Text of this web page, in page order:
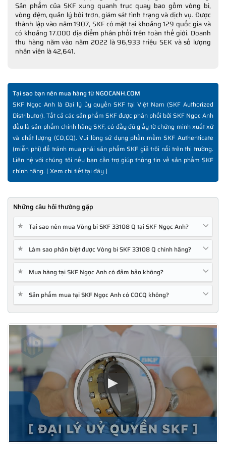
Sản phẩm của SKF xung quanh trục quay bao gồm vòng bi,
vòng đệm, quản lý bôi trơn, giám sát tình trạng và dịch vụ. Được
thành lập vào năm 1907, SKF có mặt tại khoảng 129 quốc gia và
có khoảng 17.000 địa điểm phân phối trên toàn thế giới. Doanh
thu hàng năm vào năm 2022 là 96,933 triệu SEK và số lượng
nhân viên là 42,641.
Tại sao bạn nên mua hàng từ NGOCANH.COM
SKF Ngọc Anh là Đại lý ủy quyền SKF tại Việt Nam (SKF Authorized
Distributor). Tất cả các sản phẩm SKF được phân phối bởi SKF Ngọc Anh
đều là sản phẩm chính hãng SKF, có đầy đủ giấy tờ chứng minh xuất xứ
và chất lượng (CO,CQ). Vui lòng sử dụng phần mềm SKF Authenticate
(miễn phí) để tránh mua phải sản phẩm SKF giả trôi nổi trên thị trường.
Liên hệ với chúng tôi nếu bạn cần trợ giúp thông tin về sản phẩm SKF
chính hãng. [Xem chi tiết tại đây]
Những câu hỏi thường gặp
★ Tại sao nên mua Vòng bi SKF 33108 Q tại SKF Ngọc Anh?
★ Làm sao phân biệt được Vòng bi SKF 33108 Q chính hãng?
★ Mua hàng tại SKF Ngọc Anh có đảm bảo không?
★ Sản phẩm mua tại SKF Ngọc Anh có COCQ không?